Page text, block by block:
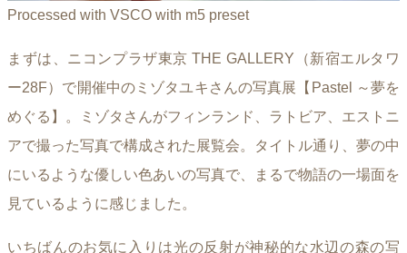
Processed with VSCO with m5 preset
まずは、ニコンプラザ東京 THE GALLERY（新宿エルタワ
ー28F）で開催中のミゾタユキさんの写真展【Pastel ～夢を
めぐる】。ミゾタさんがフィンランド、ラトビア、エストニ
アで撮った写真で構成された展覧会。タイトル通り、夢の中
にいるような優しい色あいの写真で、まるで物語の一場面を
見ているように感じました。
いちばんのお気に入りは光の反射が神秘的な水辺の森の写